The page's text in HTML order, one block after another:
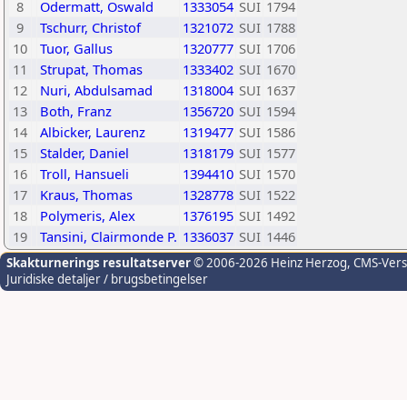
8
Odermatt, Oswald 1333054 SUI 1794
9
Tschurr, Christof 1321072 SUI 1788
10
Tuor, Gallus 1320777 SUI 1706
11
Strupat, Thomas 1333402 SUI 1670
12
Nuri, Abdulsamad 1318004 SUI 1637
13
Both, Franz 1356720 SUI 1594
14
Albicker, Laurenz 1319477 SUI 1586
15
Stalder, Daniel 1318179 SUI 1577
16
Troll, Hansueli 1394410 SUI 1570
17
Kraus, Thomas 1328778 SUI 1522
18
Polymeris, Alex 1376195 SUI 1492
19
Tansini, Clairmonde P. 1336037 SUI 1446
Skakturnerings resultatserver© 2006-2026 Heinz Herzog, CMS-
Juridiske detaljer / brugsbetingelser